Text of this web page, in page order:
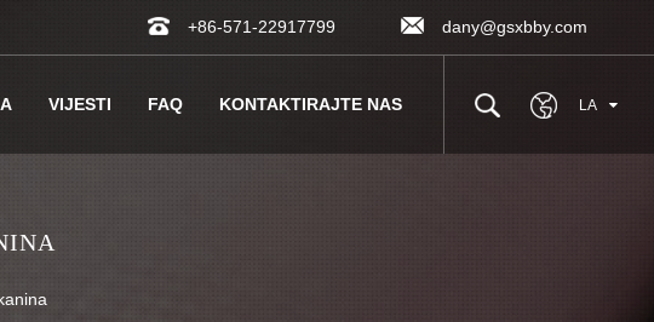
+86-571-22917799 dany@gsxbby.com
VIJESTI FAQ KONTAKTIRAJTE NAS LA